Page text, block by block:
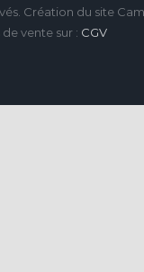
Création du site
vente sur : CGV